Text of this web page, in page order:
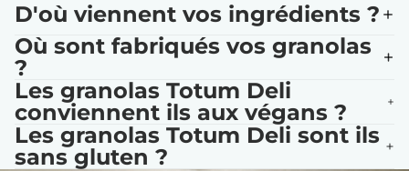
D'où viennent vos ingrédients ?
Où sont fabriqués vos granolas
?
Les granolas Totum Deli
conviennent ils aux végans ?
Les granolas Totum Deli sont ils
sans gluten ?